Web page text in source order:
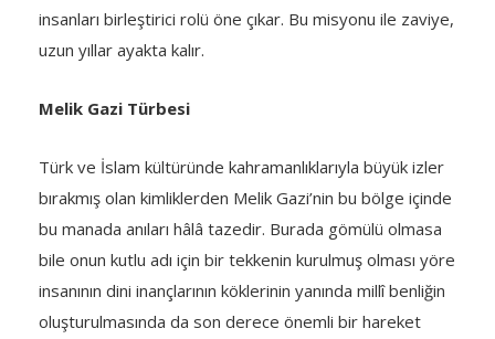
insanları birleştirici rolü öne çıkar. Bu misyonu ile zaviye,
uzun yıllar ayakta kalır.
Melik Gazi Türbesi
Türk ve İslam kültüründe kahramanlıklarıyla büyük izler
bırakmış olan kimliklerden Melik Gazi’nin bu bölge içinde
bu manada anıları hâlâ tazedir. Burada gömülü olmasa
bile onun kutlu adı için bir tekkenin kurulmuş olması yöre
insanının dini inançlarının köklerinin yanında millî benliğin
oluşturulmasında da son derece önemli bir hareket